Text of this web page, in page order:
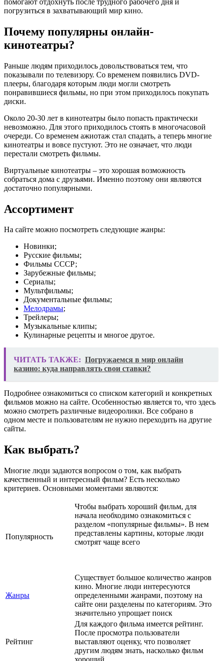
погрузиться в захватывающий мир кино.
Почему популярны онлайн-
кинотеатры?
Раньше людям приходилось довольствоваться тем, что
показывали по телевизору. Со временем появились DVD-
плееры, благодаря которым люди могли смотреть
понравившиеся фильмы, но при этом приходилось покупать
диски.
Около 20-30 лет в кинотеатры было попасть практически
невозможно. Для этого приходилось стоять в многочасовой
очереди. Со временем ажиотаж стал спадать, а теперь многие
кинотеатры и вовсе пустуют. Это не означает, что люди
перестали смотреть фильмы.
Виртуальные кинотеатры – это хорошая возможность
собраться дома с друзьями. Именно поэтому они являются
достаточно популярными.
Ассортимент
На сайте можно посмотреть следующие жанры:
Новинки;
Русские фильмы;
Фильмы СССР;
Зарубежные фильмы;
Сериалы;
Мультфильмы;
Документальные фильмы;
Мелодрамы;
Трейлеры;
Музыкальные клипы;
Кулинарные рецепты и многое другое.
ЧИТАТЬ ТАКЖЕ: Погружаемся в мир онлайн
казино: куда направлять свои ставки?
Подробнее ознакомиться со списком категорий и конкретных
фильмов можно на сайте. Особенностью является то, что здесь
можно смотреть различные видеоролики. Все собрано в
одном месте и пользователям не нужно переходить на другие
сайты.
Как выбрать?
Многие люди задаются вопросом о том, как выбрать
качественный и интересный фильм? Есть несколько
критериев. Основными моментами являются:
Популярность
Чтобы выбрать хороший фильм, для
начала необходимо ознакомиться с
разделом «популярные фильмы». В нем
представлены картины, которые люди
смотрят чаще всего
Жанры
Существует большое количество жанров
кино. Многие люди интересуются
определенными жанрами, поэтому на
сайте они разделены по категориям. Это
значительно упрощает поиск
Рейтинг
Для каждого фильма имеется рейтинг.
После просмотра пользователи
выставляют оценку, что позволяет
другим людям знать, насколько фильм